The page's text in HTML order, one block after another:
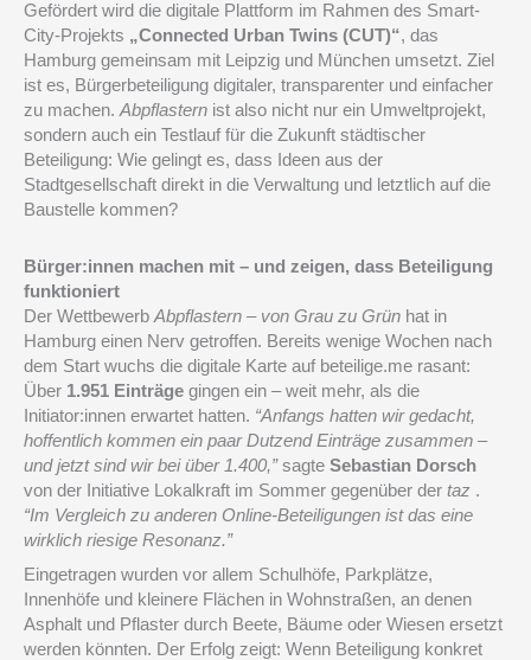
Gefördert wird die digitale Plattform im Rahmen des Smart-
City-Projekts „Connected Urban Twins (CUT)“, das
Hamburg gemeinsam mit Leipzig und München umsetzt. Ziel
ist es, Bürgerbeteiligung digitaler, transparenter und einfacher
zu machen.Abpflastern ist also nicht nur ein Umweltprojekt,
sondern auch ein Testlauf für die Zukunft städtischer
Beteiligung: Wie gelingt es, dass Ideen aus der
Stadtgesellschaft direkt in die Verwaltung und letztlich auf die
Baustelle kommen?
Bürger:innen machen mit – und zeigen, dass Beteiligung
funktioniert
Der WettbewerbAbpflastern – von Grau zu Grün hat in
Hamburg einen Nerv getroffen. Bereits wenige Wochen nach
dem Start wuchs die digitale Karte auf beteilige.me rasant:
Über 1.951 Einträge gingen ein – weit mehr, als die
Initiator:innen erwartet hatten. “Anfangs hatten wir gedacht,
hoffentlich kommen ein paar Dutzend Einträge zusammen –
und jetzt sind wir bei über 1.400,”sagte Sebastian Dorsch
von der Initiative Lokalkraft im Sommer gegenüber der taz .
“Im Vergleich zu anderen Online-Beteiligungen ist das eine
wirklich riesige Resonanz.”
Eingetragen wurden vor allem Schulhöfe, Parkplätze,
Innenhöfe und kleinere Flächen in Wohnstraßen, an denen
Asphalt und Pflaster durch Beete, Bäume oder Wiesen ersetzt
werden könnten. Der Erfolg zeigt: Wenn Beteiligung konkret